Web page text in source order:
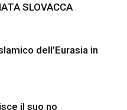
SLOVACCA
dell’Eurasia in
il suo no